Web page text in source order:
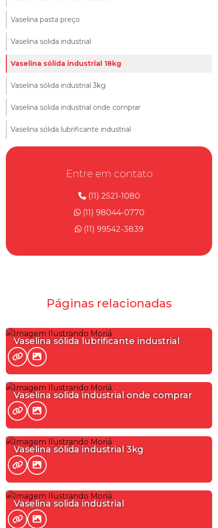
Vaselina pasta preço
Vaselina solida industrial
Vaselina sólida industrial 18kg
Vaselina sólida industrial 3kg
Vaselina solida industrial onde comprar
Vaselina sólida lubrificante industrial
Entre em contato
(11) 2521-1080
(11) 98044-0770
(11) 99542-3839
Páginas relacionadas
Vaselina sólida lubrificante industrial
Vaselina solida industrial onde comprar
Vaselina sólida industrial 3kg
Vaselina solida industrial